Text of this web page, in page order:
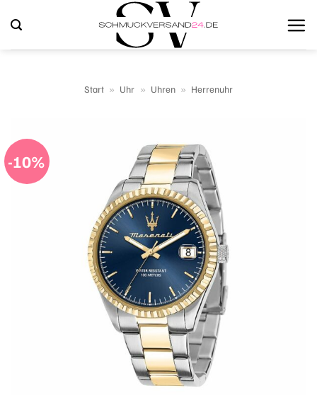
Inhalt
springen
Start » Uhr » Uhren » Herrenuhr
-10%